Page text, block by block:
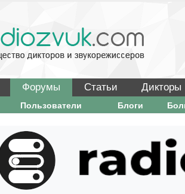
Форумы Статьи Дикторы
Пользователи Блоги